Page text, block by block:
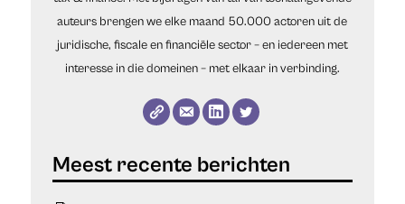
auteurs brengen we elke maand 50.000 actoren uit de
juridische, fiscale en financiële sector – en iedereen met
interesse in die domeinen – met elkaar in verbinding.